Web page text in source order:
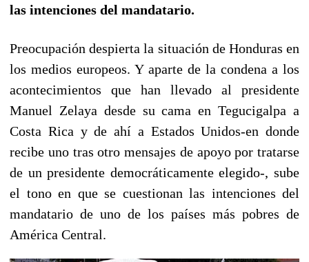
las intenciones del mandatario.
Preocupación despierta la situación de Honduras en
los medios europeos. Y aparte de la condena a los
acontecimientos que han llevado al presidente
Manuel Zelaya desde su cama en Tegucigalpa a
Costa Rica y de ahí a Estados Unidos-en donde
recibe uno tras otro mensajes de apoyo por tratarse
de un presidente democráticamente elegido-, sube
el tono en que se cuestionan las intenciones del
mandatario de uno de los países más pobres de
América Central.